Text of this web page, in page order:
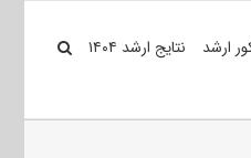
ارشد نتایج ارشد ۱۴۰۴